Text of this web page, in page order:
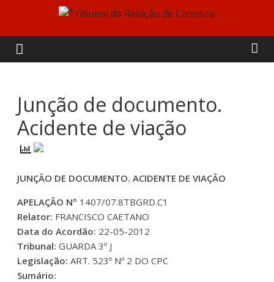
content
Tribunal
da
Relação
de
Coimbra
Junção de documento.
Acidente de viação
JUNÇÃO DE DOCUMENTO. ACIDENTE DE VIAÇÃO
APELAÇÃO Nº 1407/07.8TBGRD.C1
Relator: FRANCISCO CAETANO
Data do Acordão: 22-05-2012
Tribunal:GUARDA 3º J
Legislação:ART. 523º Nº 2 DO CPC
Sumário: